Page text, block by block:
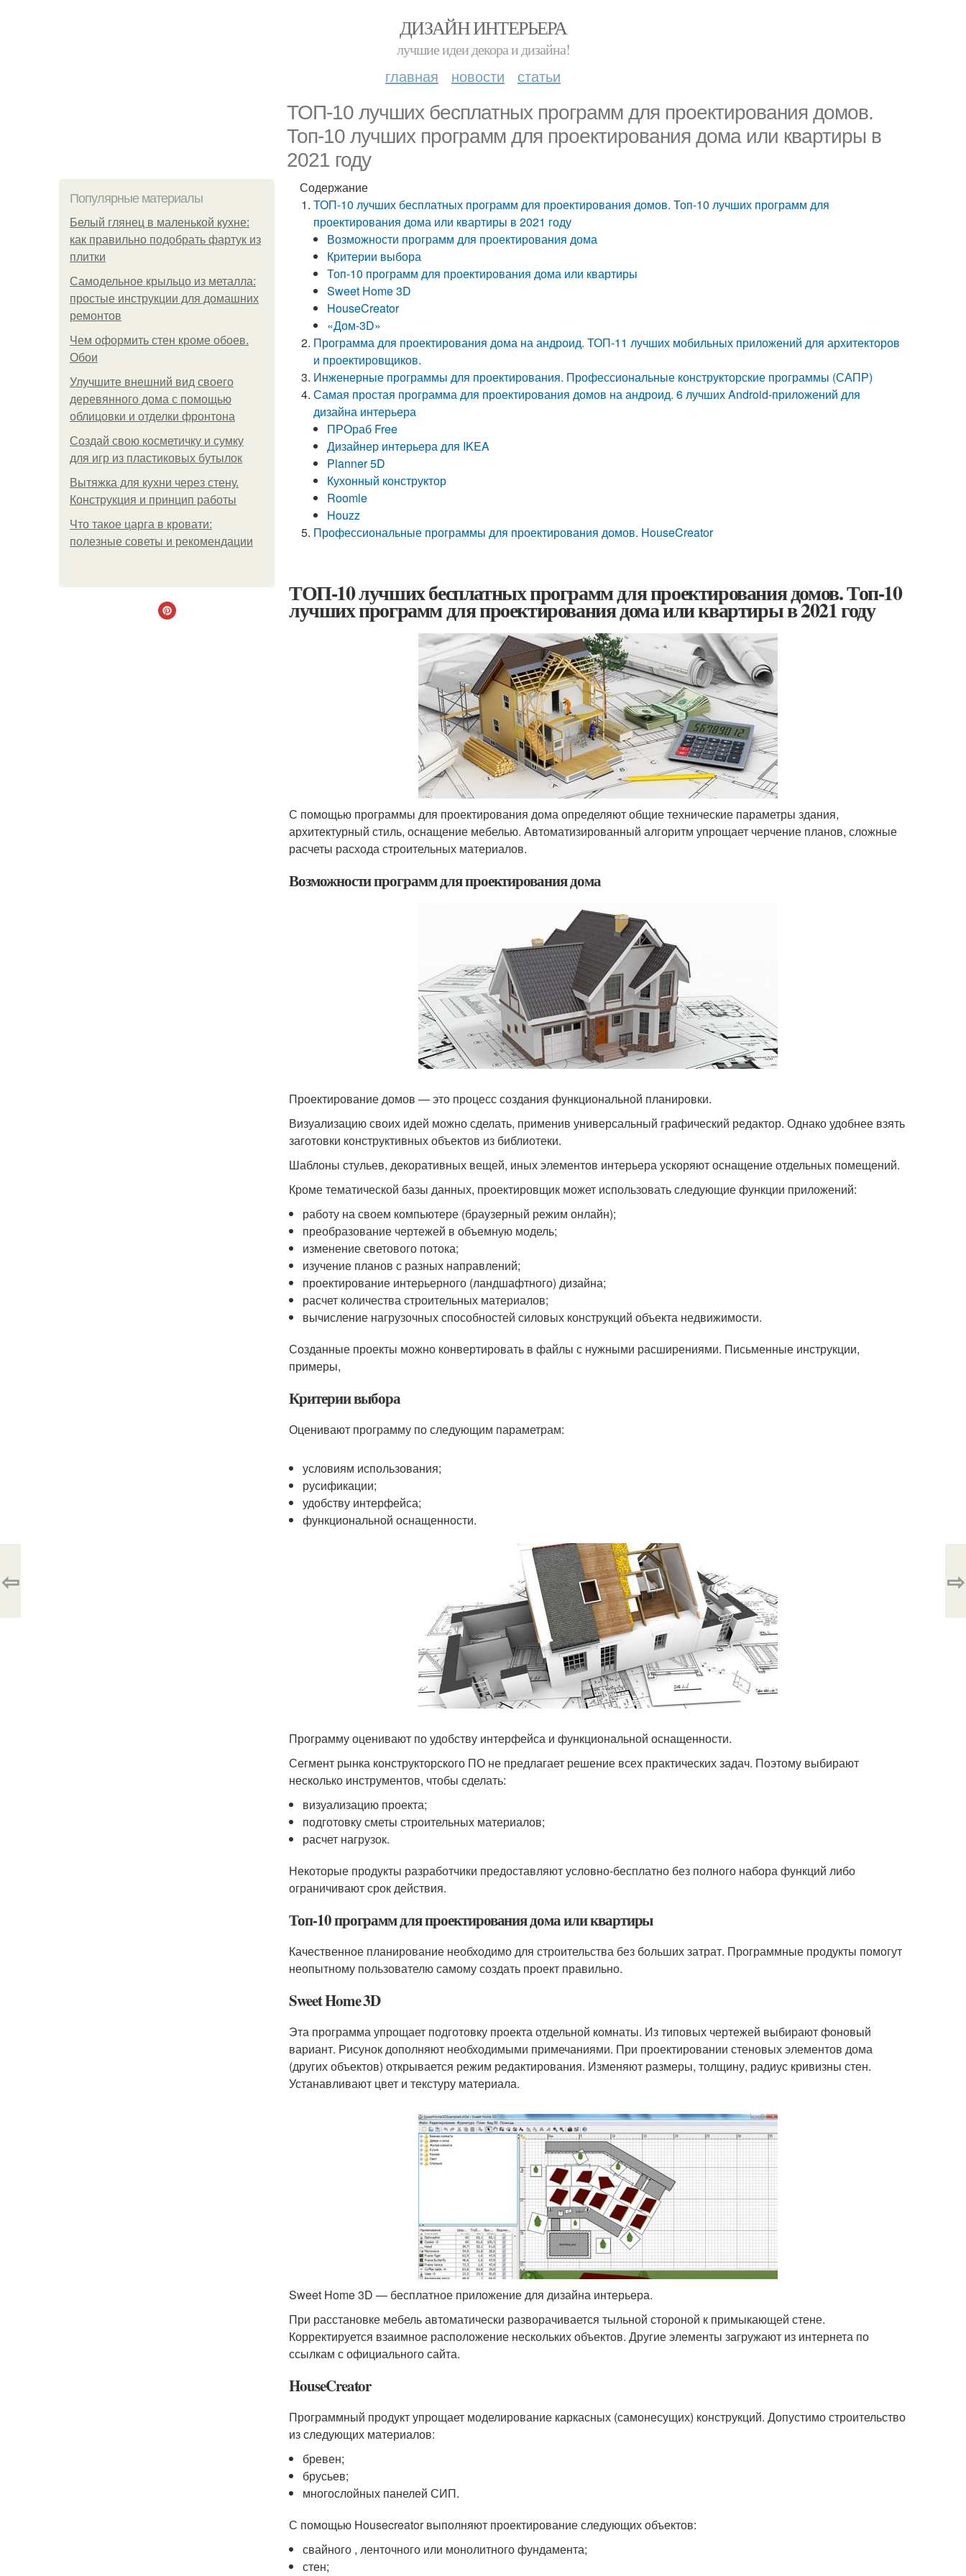
ДИЗАЙН ИНТЕРЬЕРА
лучшие идеи декора и дизайна!
главная новости статьи
ТОП-10 лучших бесплатных программ для проектирования домов.
Топ-10 лучших программ для проектирования дома или квартиры в
2021 году
Популярные материалы
Белый глянец в маленькой кухне:
как правильно подобрать фартук из
плитки
Самодельное крыльцо из металла:
простые инструкции для домашних
ремонтов
Чем оформить стен кроме обоев.
Обои
Улучшите внешний вид своего
деревянного дома с помощью
облицовки и отделки фронтона
Создай свою косметичку и сумку
для игр из пластиковых бутылок
Вытяжка для кухни через стену.
Конструкция и принцип работы
Что такое царга в кровати:
полезные советы и рекомендации
Содержание
ТОП-10 лучших бесплатных программ для проектирования домов. Топ-10 лучших программ для
проектирования дома или квартиры в 2021 году
Возможности программ для проектирования дома
Критерии выбора
Топ-10 программ для проектирования дома или квартиры
Sweet Home 3D
HouseCreator
«Дом-3D»
Программа для проектирования дома на андроид. ТОП-11 лучших мобильных приложений для архитекторов
и проектировщиков.
Инженерные программы для проектирования. Профессиональные конструкторские программы (САПР)
Самая простая программа для проектирования домов на андроид. 6 лучших Android-приложений для
дизайна интерьера
ПРОраб Free
Дизайнер интерьера для IKEA
Planner 5D
Кухонный конструктор
Roomle
Houzz
Профессиональные программы для проектирования домов. HouseCreator
ТОП-10 лучших бесплатных программ для проектирования домов. Топ-10
лучших программ для проектирования дома или квартиры в 2021 году
С помощью программы для проектирования дома определяют общие технические параметры здания,
архитектурный стиль, оснащение мебелью. Автоматизированный алгоритм упрощает черчение планов, сложные
расчеты расхода строительных материалов.
Возможности программ для проектирования дома
Проектирование домов — это процесс создания функциональной планировки.
Визуализацию своих идей можно сделать, применив универсальный графический редактор. Однако удобнее взять
заготовки конструктивных объектов из библиотеки.
Шаблоны стульев, декоративных вещей, иных элементов интерьера ускоряют оснащение отдельных помещений.
Кроме тематической базы данных, проектировщик может использовать следующие функции приложений:
работу на своем компьютере (браузерный режим онлайн);
преобразование чертежей в объемную модель;
изменение светового потока;
изучение планов с разных направлений;
проектирование интерьерного (ландшафтного) дизайна;
расчет количества строительных материалов;
вычисление нагрузочных способностей силовых конструкций объекта недвижимости.
Созданные проекты можно конвертировать в файлы с нужными расширениями. Письменные инструкции,
примеры,
Критерии выбора
Оценивают программу по следующим параметрам:
условиям использования;
русификации;
удобству интерфейса;
функциональной оснащенности.
Программу оценивают по удобству интерфейса и функциональной оснащенности.
Сегмент рынка конструкторского ПО не предлагает решение всех практических задач. Поэтому выбирают
несколько инструментов, чтобы сделать:
визуализацию проекта;
подготовку сметы строительных материалов;
расчет нагрузок.
Некоторые продукты разработчики предоставляют условно-бесплатно без полного набора функций либо
ограничивают срок действия.
Топ-10 программ для проектирования дома или квартиры
Качественное планирование необходимо для строительства без больших затрат. Программные продукты помогут
неопытному пользователю самому создать проект правильно.
Sweet Home 3D
Эта программа упрощает подготовку проекта отдельной комнаты. Из типовых чертежей выбирают фоновый
вариант. Рисунок дополняют необходимыми примечаниями. При проектировании стеновых элементов дома
(других объектов) открывается режим редактирования. Изменяют размеры, толщину, радиус кривизны стен.
Устанавливают цвет и текстуру материала.
Sweet Home 3D — бесплатное приложение для дизайна интерьера.
При расстановке мебель автоматически разворачивается тыльной стороной к примыкающей стене.
Корректируется взаимное расположение нескольких объектов. Другие элементы загружают из интернета по
ссылкам с официального сайта.
HouseCreator
Программный продукт упрощает моделирование каркасных (самонесущих) конструкций. Допустимо строительство
из следующих материалов:
бревен;
брусьев;
многослойных панелей СИП.
С помощью Housecreator выполняют проектирование следующих объектов:
свайного , ленточного или монолитного фундамента;
стен;
⇦ ⇨